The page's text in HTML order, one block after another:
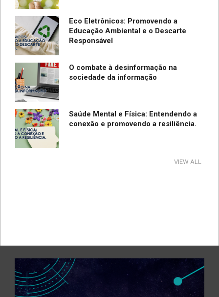
Eco Eletrônicos: Promovendo a
Educação Ambiental e o Descarte
Responsável
O combate à desinformação na
sociedade da informação
Saúde Mental e Física: Entendendo a
conexão e promovendo a resiliência.
Tecnologia e Direito na Sociedade da
na cultura e na sociedade no período
de pandemia e pós-pandemia
VIEW ALL